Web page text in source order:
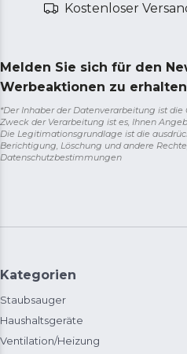
Kostenloser
Melden Sie sich für den
Werbeaktionen zu
*Der Inhaber der Datenverarbeitung ist die
Zweck der Verarbeitung ist es, Ihnen
Die Legitimationsgrundlage ist die
Berichtigung, Löschung und andere
Datenschutzbestimmungen
Kategorien
Staubsauger
Haushaltsgeräte
Ventilation/Heizung